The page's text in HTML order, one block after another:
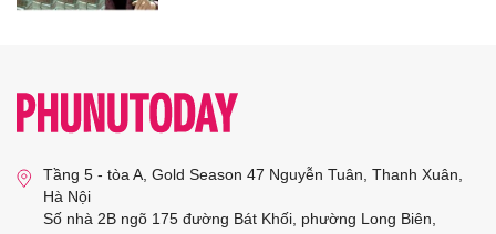
Tầng 5 - tòa A, Gold Season 47 Nguyễn Tuân, Thanh Xuân,
Hà Nội
Số nhà 2B ngõ 175 đường Bát Khối, phường Long Biên,